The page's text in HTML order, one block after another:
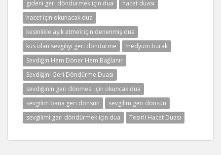
gideni geri döndürmek için dua
hacet duası
hacet için okunacak dua
kesinlikle aşık etmek için denenmiş dua
küs olan sevgiliyi geri döndürme
medyum burak
Sevdiğin Hem Döner Hem Bağlanır
Sevdiğini Geri Döndürme Duası
sevdiğinin geri dönmesi için okuncak dua
sevgilim bana geri dönsün
sevgilim geri dönsün
sevgilimi geri döndürmek için dua
Tesirli Hacet Duası